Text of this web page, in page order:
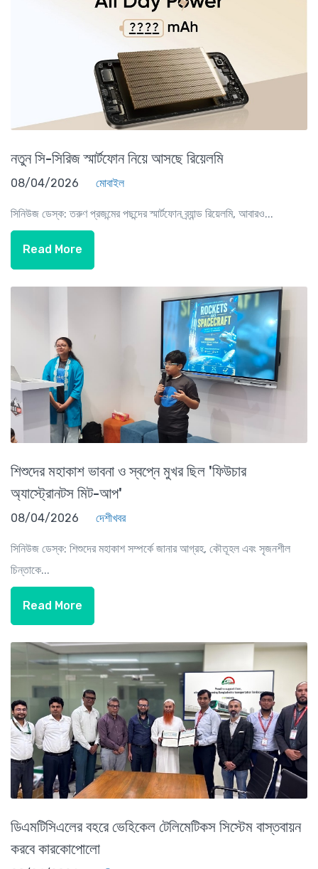
নতুন সি-সিরিজ স্মার্টফোন নিয়ে আসছে রিয়েলমি
08/04/2026 মোবাইল
সিনিউজ ডেস্ক: তরুণ প্রজন্মের পছন্দের স্মার্টফোন ব্র্যান্ড রিয়েলমি, আবারও...
Read More
শিশুদের মহাকাশ ভাবনা ও স্বপ্নে মুখর ছিল 'ফিউচার
অ্যাস্ট্রোনটস মিট-আপ'
08/04/2026 দেশীখবর
সিনিউজ ডেস্ক: শিশুদের মহাকাশ সম্পর্কে জানার আগ্রহ, কৌতূহল এবং সৃজনশীল
চিন্তাকে...
Read More
ডিএমটিসিএলের বহরে ভেহিকেল টেলিমেটিকস সিস্টেম বাস্তবায়ন
করবে কারকোপোলো